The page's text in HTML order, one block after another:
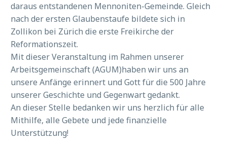
5. MOSE 8,2A
DIE BIBEL
Und du sollst an den ganzen Weg
gedenken, durch den der HERR, dein
Gott, dich geführt hat…

daraus entstandenen Mennoniten-Gemeinde. Gleich
nach der ersten Glaubenstaufe bildete sich in
Zollikon bei Zürich die erste Freikirche der
Reformationszeit.
Mit dieser Veranstaltung im Rahmen unserer
Arbeitsgemeinschaft (AGUM)haben wir uns an
unsere Anfänge erinnert und Gott für die 500 Jahre
unserer Geschichte und Gegenwart gedankt.
An dieser Stelle bedanken wir uns herzlich für alle
Mithilfe, alle Gebete und jede finanzielle
Unterstützung!